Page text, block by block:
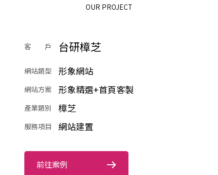
OUR PROJECT
客 戶 台研樟芝
網站類型 形象網站
網站方案 形象精選+首頁客製
產業類別 樟芝
服務項目 網站建置
前往案例